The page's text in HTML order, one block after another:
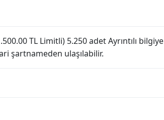
TL Limitli) 5.250 adet Ayrıntılı bilgiye
şartnameden ulaşılabilir.